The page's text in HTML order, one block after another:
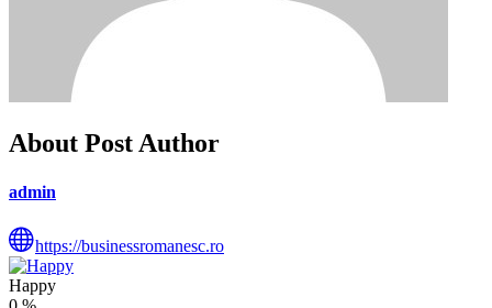
About Post Author
admin
https://businessromanesc.ro
Happy